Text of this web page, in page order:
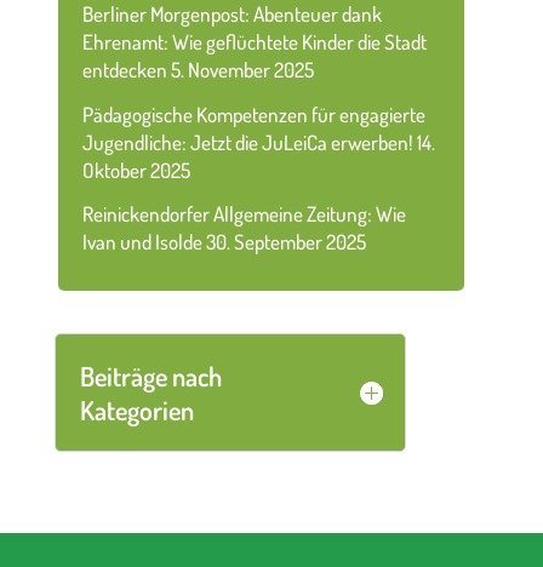
Berliner Morgenpost: Abenteuer dank
Ehrenamt: Wie geflüchtete Kinder die Stadt
entdecken5. November 2025
Pädagogische Kompetenzen für engagierte
Jugendliche: Jetzt die JuLeiCa erwerben!14.
Oktober 2025
Reinickendorfer Allgemeine Zeitung: Wie
Ivan und Isolde30. September 2025
Beiträge nach
Kategorien